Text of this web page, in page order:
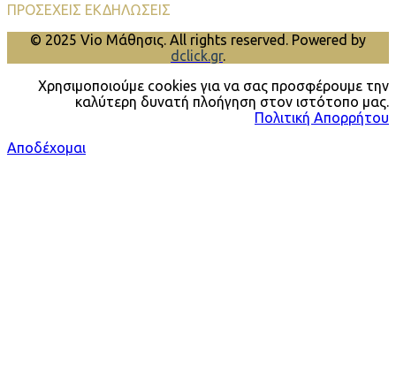
ΠΡΟΣΕΧΕΙΣ ΕΚΔΗΛΩΣΕΙΣ
© 2025 Vio Μάθησις. All rights reserved. Powered by
dclick.gr.
Χρησιμοποιούμε cookies για να σας προσφέρουμε την
καλύτερη δυνατή πλοήγηση στον ιστότοπο μας.
Πολιτική Απορρήτου
Αποδέχομαι